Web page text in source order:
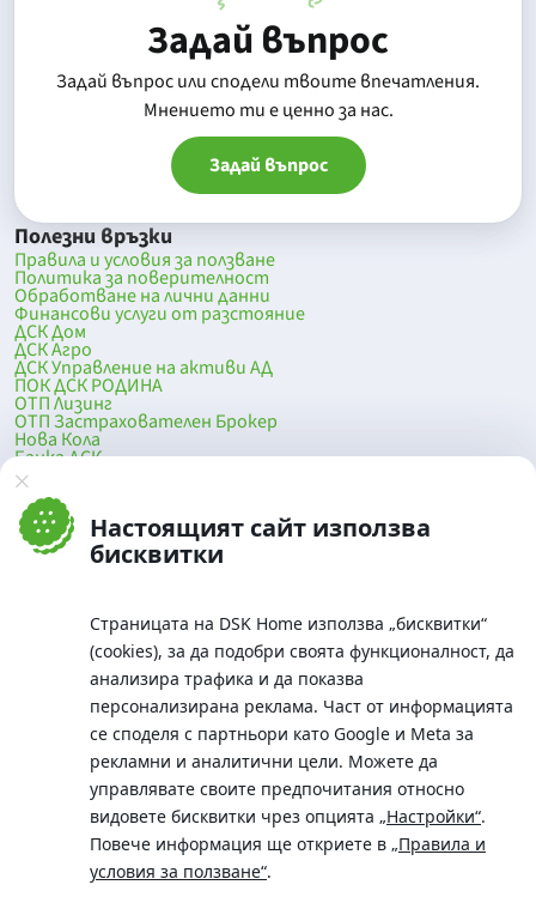
Настоящият сайт използва
бисквитки
Страницата на DSK Home използва „бисквитки“
(cookies), за да подобри своята функционалност, да
анализира трафика и да показва
персонализирана реклама. Част от информацията
се споделя с партньори като Google и Meta за
рекламни и аналитични цели. Можете да
управлявате своите предпочитания относно
видовете бисквитки чрез опцията „Настройки“.
Повече информация ще откриете в „Правила и
условия за ползване“.
Задай въпрос
Задай въпрос или сподели твоите впечатления.
Mнението ти е ценно за нас.
Задай въпрос
Полезни връзки
Правила и условия за ползване
Политика за поверителност
Обработване на лични данни
Финансови услуги от разстояние
ДСК Дом
ДСК Агро
ДСК Управление на активи АД
ПОК ДСК РОДИНА
ОТП Лизинг
ОТП Застрахователен Брокер
Нова Кола
Банка ДСК
DSK Mobile
Оферти за продажба от Банка ДСК
Клонова мрежа и банкомати
До началото на страницата
Телефон:
0700 10 375 / *2375
Московска No.19 / ул. Г. Бенковски No. 5, София 1036
SWIFT/BIC: